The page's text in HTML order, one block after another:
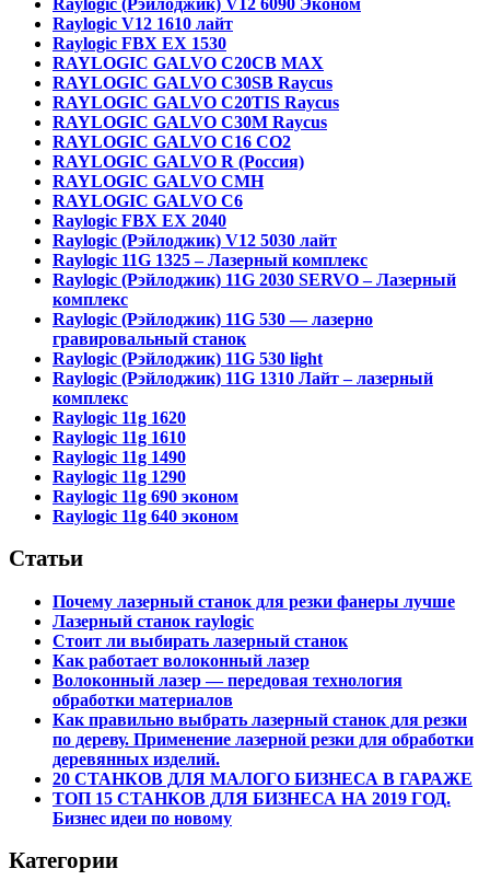
Raylogic V12 1610 лайт
Raylogic FBX EX 1530
RAYLOGIC GALVO С20CB MAX
RAYLOGIC GALVO С30SB Raycus
RAYLOGIC GALVO C20TIS Raycus
RAYLOGIC GALVO С30M Raycus
RAYLOGIC GALVO С16 CO2
RAYLOGIC GALVO R (Россия)
RAYLOGIC GALVO CMH
RAYLOGIC GALVO С6
Raylogic FBX EX 2040
Raylogic (Рэйлоджик) V12 5030 лайт
Raylogic 11G 1325 – Лазерный комплекс
Raylogic (Рэйлоджик) 11G 2030 SERVO – Лазерный
комплекс
Raylogic (Рэйлоджик) 11G 530 — лазерно
гравировальный станок
Raylogic (Рэйлоджик) 11G 530 light
Raylogic (Рэйлоджик) 11G 1310 Лайт – лазерный
комплекс
Raylogic 11g 1620
Raylogic 11g 1610
Raylogic 11g 1490
Raylogic 11g 1290
Raylogic 11g 690 эконом
Raylogic 11g 640 эконом
Статьи
Почему лазерный станок для резки фанеры лучше
Лазерный станок raylogic
Стоит ли выбирать лазерный станок
Как работает волоконный лазер
Волоконный лазер — передовая технология
обработки материалов
Как правильно выбрать лазерный станок для резки
по дереву. Применение лазерной резки для обработки
деревянных изделий.
20 СТАНКОВ ДЛЯ МАЛОГО БИЗНЕСА В ГАРАЖЕ
ТОП 15 СТАНКОВ ДЛЯ БИЗНЕСА НА 2019 ГОД.
Бизнес идеи по новому
Категории